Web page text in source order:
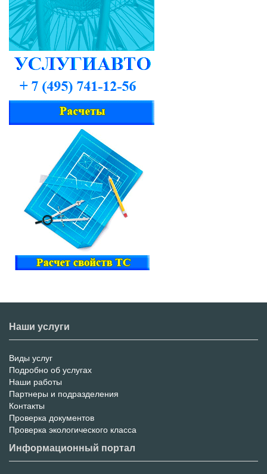
Наши услуги
Меню
услуг
Виды услуг
Подробно об услугах
Наши работы
Партнеры и подразделения
Контакты
Проверка документов
Проверка экологического класса
Информационный портал